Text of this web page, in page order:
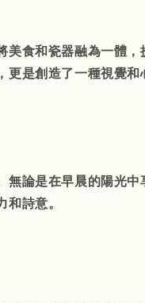
美食和瓷器融為一體
更是創造了一種視覺和
無論是在早晨的陽光
詩意。